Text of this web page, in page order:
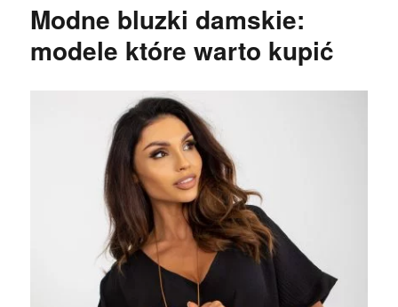
Modne bluzki damskie:
modele które warto kupić